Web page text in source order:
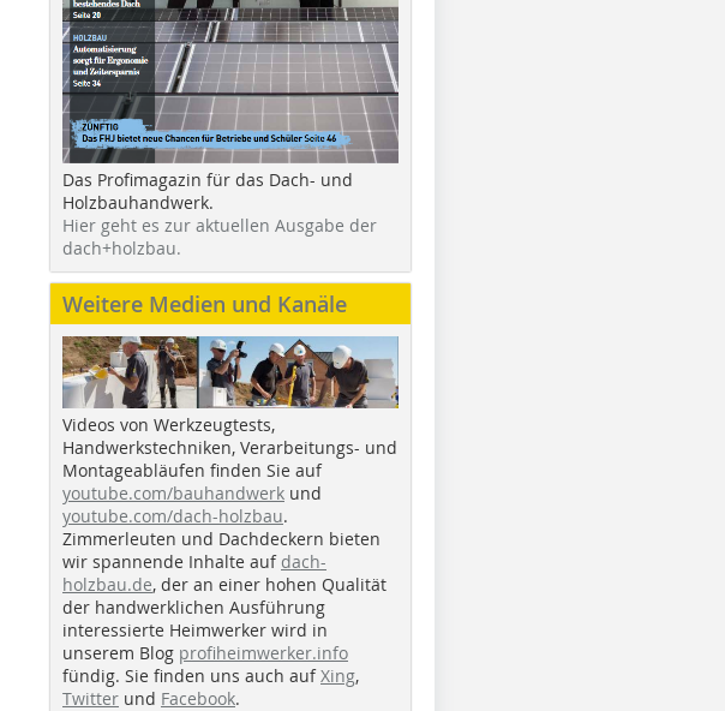
Das Profimagazin für das Dach- und
Holzbauhandwerk.
Hier geht es zur aktuellen Ausgabe der
dach+holzbau.
Weitere Medien und Kanäle
Videos von Werkzeugtests,
Handwerkstechniken, Verarbeitungs- und
Montageabläufen finden Sie auf
youtube.com/bauhandwerk und
youtube.com/dach-holzbau.
Zimmerleuten und Dachdeckern bieten
wir spannende Inhalte auf dach-
holzbau.de, der an einer hohen Qualität
der handwerklichen Ausführung
interessierte Heimwerker wird in
unserem Blog profiheimwerker.info
fündig. Sie finden uns auch aufXing,
Twitter und Facebook.